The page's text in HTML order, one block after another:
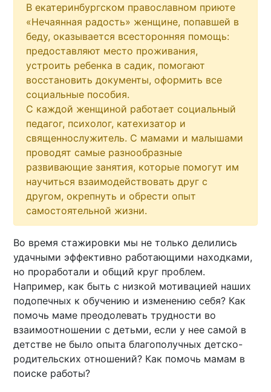
В екатеринбургском православном приюте
«Нечаянная радость» женщине, попавшей в
беду, оказывается всесторонняя помощь:
предоставляют место проживания,
устроить ребенка в садик, помогают
восстановить документы, оформить все
социальные пособия.
С каждой женщиной работает социальный
педагог, психолог, катехизатор и
священнослужитель. С мамами и малышами
проводят самые разнообразные
развивающие занятия, которые помогут им
научиться взаимодействовать друг с
другом, окрепнуть и обрести опыт
самостоятельной жизни.
Во время стажировки мы не только делились
удачными эффективно работающими находками,
но проработали и общий круг проблем.
Например, как быть с низкой мотивацией наших
подопечных к обучению и изменению себя? Как
помочь маме преодолевать трудности во
взаимоотношении с детьми, если у нее самой в
детстве не было опыта благополучных детско-
родительских отношений? Как помочь мамам в
поиске работы?